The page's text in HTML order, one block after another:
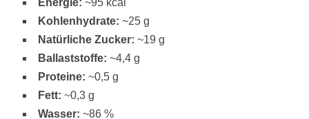
Kohlenhydrate: ~25 g
Natürliche Zucker: ~19 g
Ballaststoffe: ~4,4 g
Proteine: ~0,5 g
Fett: ~0,3 g
Wasser: ~86 %